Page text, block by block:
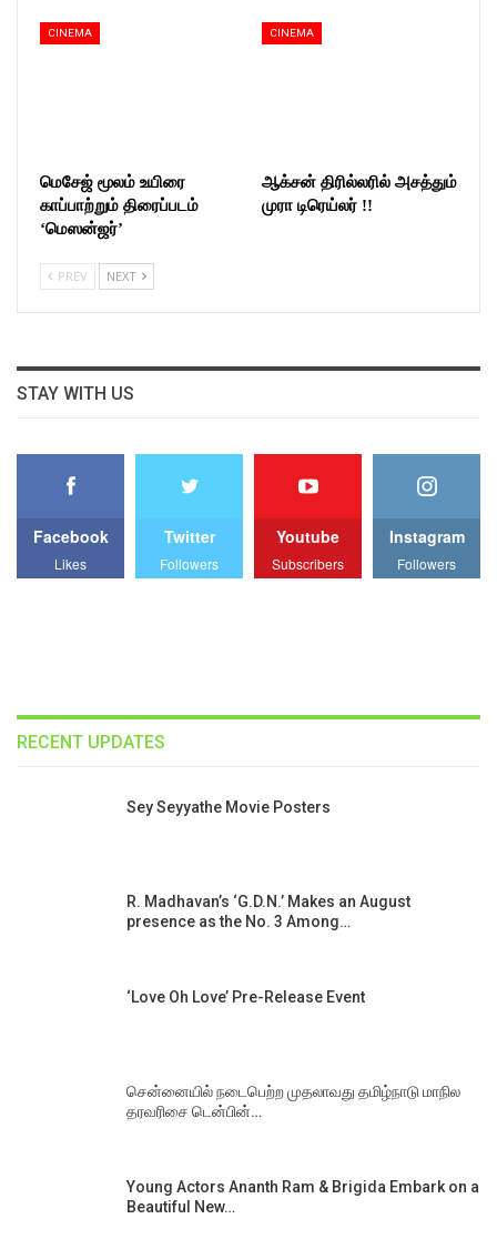
CINEMA
மெசேஜ் மூலம் உயிரை
காப்பாற்றும் திரைப்படம்
‘மெஸன்ஜர்’
CINEMA
ஆக்சன் திரில்லரில் அசத்தும்
முரா டிரெய்லர் !!
PREV NEXT
STAY WITH US
Facebook
Likes
Twitter
Followers
Youtube
Subscribers
Instagram
Followers
RECENT UPDATES
Sey Seyyathe Movie Posters
R. Madhavan’s ‘G.D.N.’ Makes an August
presence as the No. 3 Among…
‘Love Oh Love’ Pre-Release Event
சென்னையில் நடைபெற்ற முதலாவது தமிழ்நாடு மாநில
தரவரிசை டென்பின்…
Young Actors Ananth Ram & Brigida Embark on a
Beautiful New…